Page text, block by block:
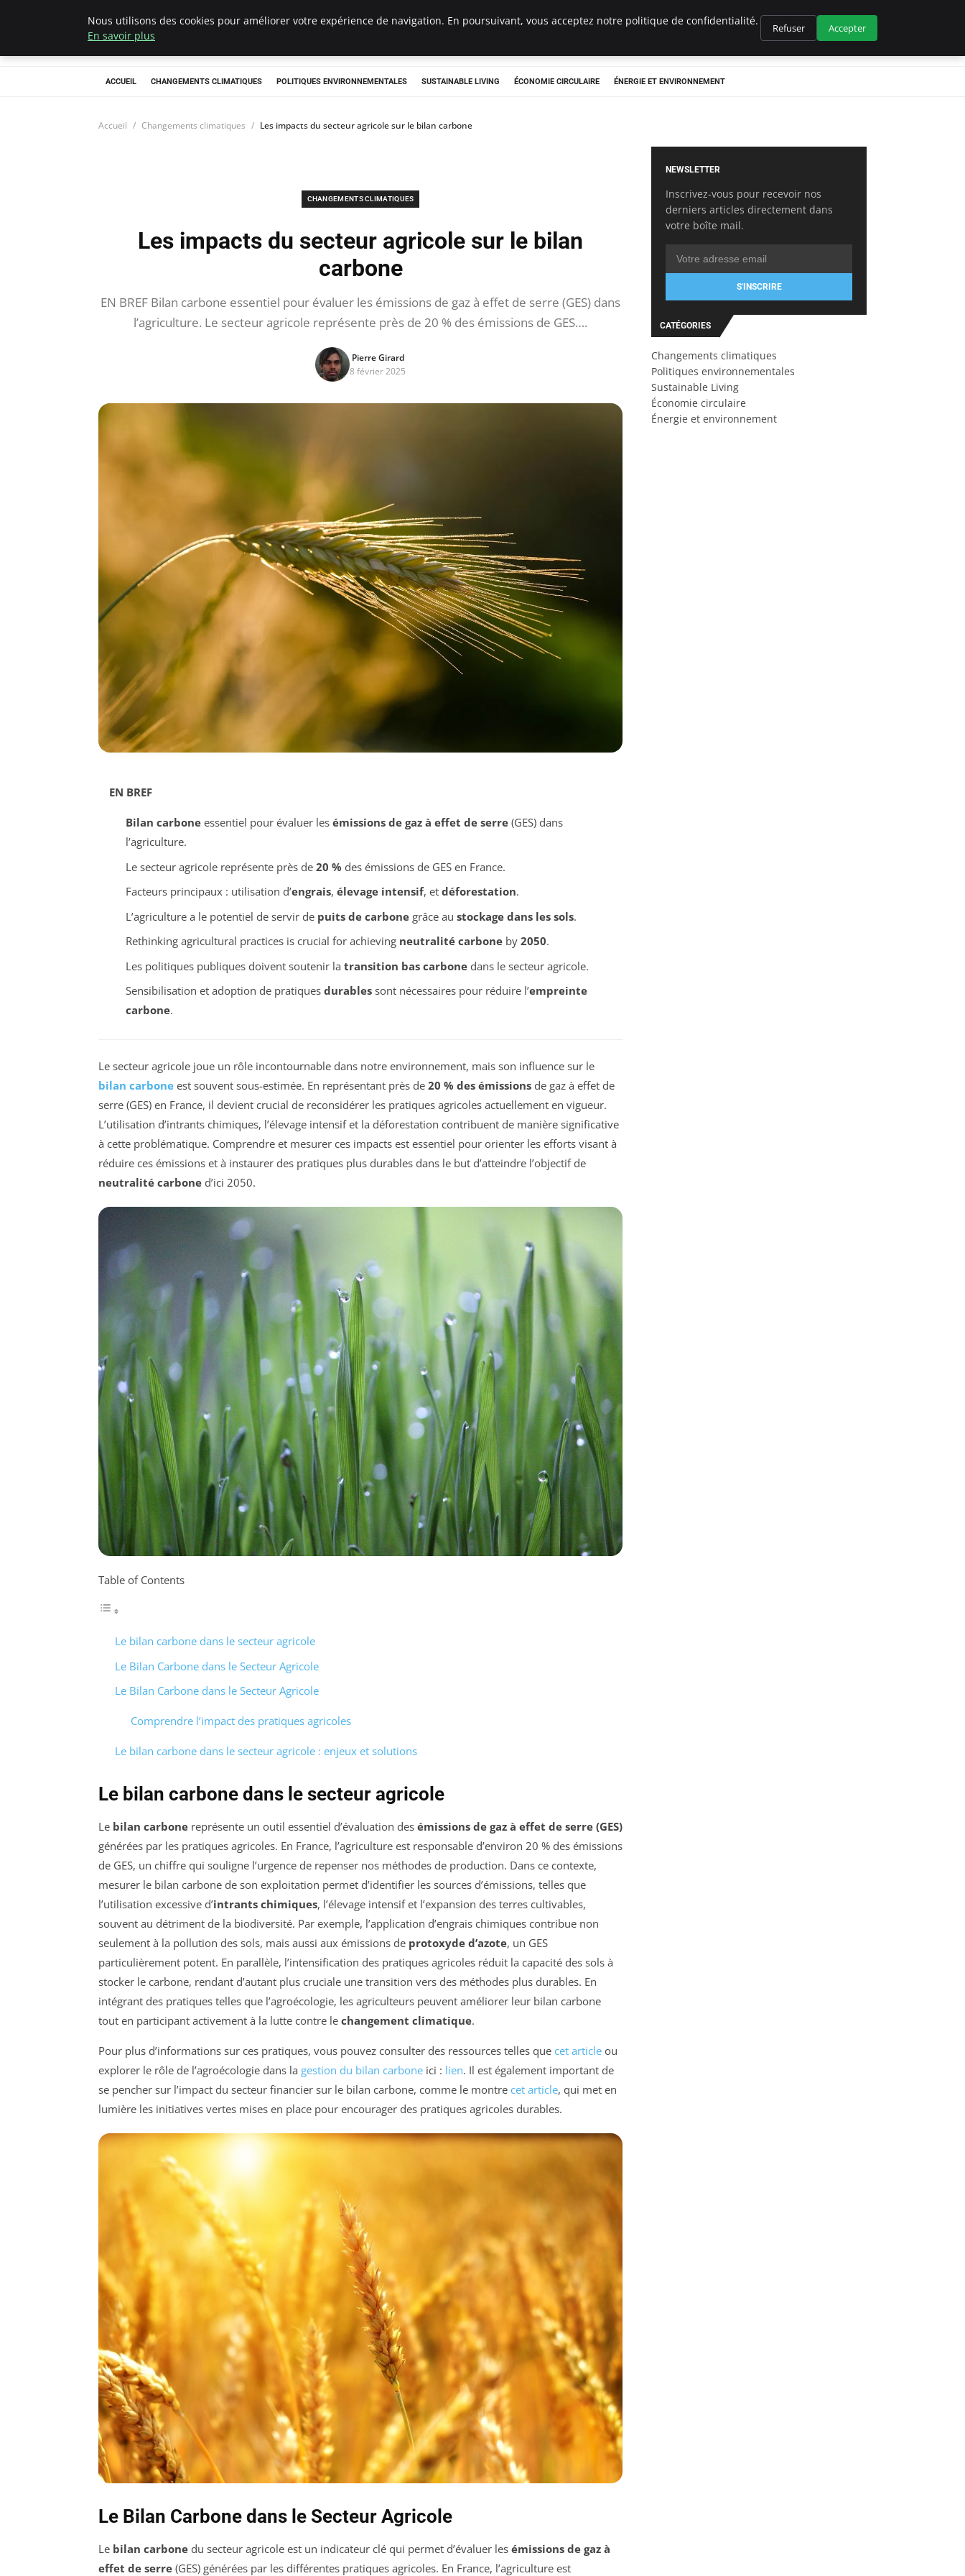
Climategatecountryclub.com
ACCUEIL CHANGEMENTS CLIMATIQUES POLITIQUES ENVIRONNEMENTALES SUSTAINABLE LIVING ÉCONOMIE CIRCULAIRE ÉNERGIE ET ENVIRONNEMENT
Accueil Changements climatiques Les impacts du secteur agricole sur le bilan carbone
CHANGEMENTS CLIMATIQUES
Les impacts du secteur agricole sur le bilan
carbone
EN BREF Bilan carbone essentiel pour évaluer les émissions de gaz à effet de serre (GES) dans
l’agriculture. Le secteur agricole représente près de 20 % des émissions de GES….
Pierre Girard
8 février 2025
EN BREF
Bilan carboneessentiel pour évaluer les émissions de gaz à effet de serre(GES) dans
l’agriculture.
Le secteur agricole représente près de 20 % des émissions de GES en France.
Facteurs principaux : utilisation d’engrais, élevage intensif, et déforestation.
L’agriculture a le potentiel de servir de puits de carbonegrâce au stockage dans les sols.
Rethinking agricultural practices is crucial for achieving neutralité carboneby 2050.
Les politiques publiques doivent soutenir la transition bas carbonedans le secteur agricole.
Sensibilisation et adoption de pratiques durablessont nécessaires pour réduire l’empreinte
carbone.
Le secteur agricole joue un rôle incontournable dans notre environnement, mais son influence sur le
bilan carbone est souvent sous-estimée. En représentant près de 20 % des émissions de gaz à effet de
serre (GES) en France, il devient crucial de reconsidérer les pratiques agricoles actuellement en vigueur.
L’utilisation d’intrants chimiques, l’élevage intensif et la déforestation contribuent de manière significative
à cette problématique. Comprendre et mesurer ces impacts est essentiel pour orienter les efforts visant à
réduire ces émissions et à instaurer des pratiques plus durables dans le but d’atteindre l’objectif de
neutralité carbone d’ici 2050.
Table of Contents
Le bilan carbone dans le secteur agricole
Le Bilan Carbone dans le Secteur Agricole
Le Bilan Carbone dans le Secteur Agricole
Comprendre l’impact des pratiques agricoles
Le bilan carbone dans le secteur agricole : enjeux et solutions
Le bilan carbone dans le secteur agricole
Le bilan carbone représente un outil essentiel d’évaluation des émissions de gaz à effet de serre (GES)
générées par les pratiques agricoles. En France, l’agriculture est responsable d’environ 20 % des émissions
de GES, un chiffre qui souligne l’urgence de repenser nos méthodes de production. Dans ce contexte,
mesurer le bilan carbone de son exploitation permet d’identifier les sources d’émissions, telles que
l’utilisation excessive d’intrants chimiques, l’élevage intensif et l’expansion des terres cultivables,
souvent au détriment de la biodiversité. Par exemple, l’application d’engrais chimiques contribue non
seulement à la pollution des sols, mais aussi aux émissions de protoxyde d’azote, un GES
particulièrement potent. En parallèle, l’intensification des pratiques agricoles réduit la capacité des sols à
stocker le carbone, rendant d’autant plus cruciale une transition vers des méthodes plus durables. En
intégrant des pratiques telles que l’agroécologie, les agriculteurs peuvent améliorer leur bilan carbone
tout en participant activement à la lutte contre le changement climatique.
Pour plus d’informations sur ces pratiques, vous pouvez consulter des ressources telles que cet article ou
explorer le rôle de l’agroécologie dans la gestion du bilan carbone ici : lien. Il est également important de
se pencher sur l’impact du secteur financier sur le bilan carbone, comme le montre cet article, qui met en
lumière les initiatives vertes mises en place pour encourager des pratiques agricoles durables.
Le Bilan Carbone dans le Secteur Agricole
Le bilan carbone du secteur agricole est un indicateur clé qui permet d’évaluer les émissions de gaz à
effet de serre (GES) générées par les différentes pratiques agricoles. En France, l’agriculture est
NEWSLETTER
Inscrivez-vous pour recevoir nos
derniers articles directement dans
votre boîte mail.
S'INSCRIRE
CATÉGORIES
Changements climatiques
Politiques environnementales
Sustainable Living
Économie circulaire
Énergie et environnement
Nous utilisons des cookies pour améliorer votre expérience de navigation. En poursuivant, vous acceptez notre politique de confidentialité.
En savoir plus
Refuser Accepter